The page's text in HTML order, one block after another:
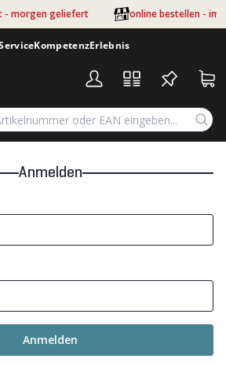
- morgen geliefert online bestellen - im
KompetenzErlebnis
Anmelden
Anmelden